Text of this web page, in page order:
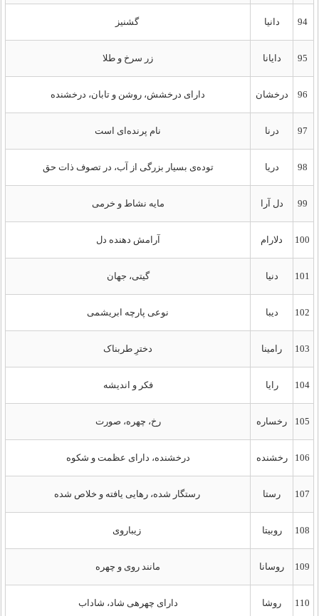
94 دانیا گشنیز
دایانا زر سرخ و طلا
درخشان دارای درخشش، روشن و تابان، درخشنده
درنا نام پرنده‌ای است
دریا توده‌ی بسیار بزرگی از آب، در تصوف ذات حق
دل آرا مایه نشاط و خرمی
دلارام آرامش دهنده دل
دنیا گیتی، جهان
دیبا نوعی پارچه ابریشمی
رامینا دخترِ طربناک
رایا فکر و اندیشه
رخساره رخ، چهره، صورت
رخشنده درخشنده، دارای عظمت و شکوه
رستا رستگار شده، رهایی یافته و خلاص شده
روبیتا زیباروی
روسانا مانند روی و چهره
روشا دارای چهرهی شاد، شاداب